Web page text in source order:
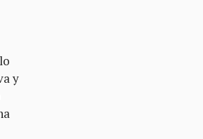
y